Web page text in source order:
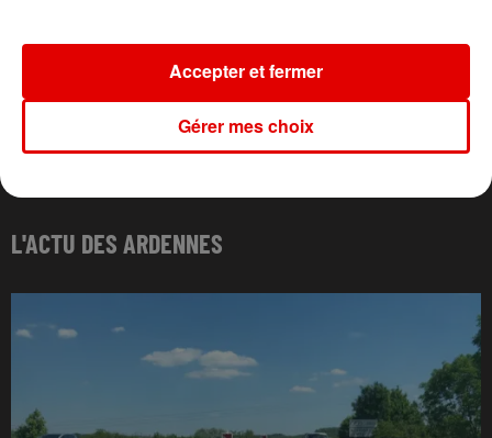
L'ACTU DES ARDENNES
Gérer mes choix
Accepter et fermer